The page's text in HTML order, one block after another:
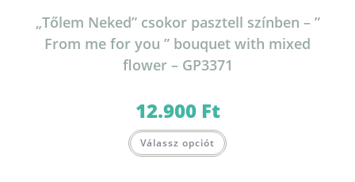
„Tőlem Neked” csokor pasztell színben – ”
From me for you ” bouquet with mixed
flower – GP3371
12.900 Ft
Válassz opciót